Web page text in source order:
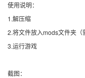
使用说明：
1.解压缩
2.将文件放入mods文件夹（
3.运行游戏
截图：